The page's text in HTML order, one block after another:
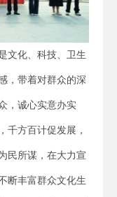
文化、科技、卫生
，带着对群众的深
，诚心实意办实
千方百计促发展，
民所谋，在大力宣
断丰富群众文化生